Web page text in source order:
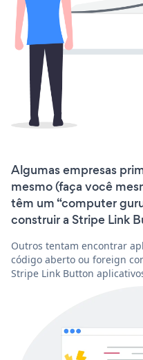
Algumas empresas
mesmo (faça você
têm um “computer
construir a Stripe Link
Outros tentam encontrar
código aberto ou foreign
Stripe Link Button